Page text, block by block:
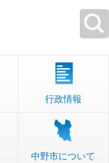
行政情報
中野市について